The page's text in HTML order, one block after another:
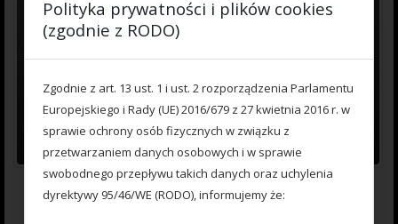
Polityka prywatności i plików cookies
(zgodnie z RODO)
Zgodnie z art. 13 ust. 1 i ust. 2 rozporządzenia Parlamentu
Europejskiego i Rady (UE) 2016/679 z 27 kwietnia 2016 r. w
sprawie ochrony osób fizycznych w związku z
przetwarzaniem danych osobowych i w sprawie
swobodnego przepływu takich danych oraz uchylenia
dyrektywy 95/46/WE (RODO), informujemy że: